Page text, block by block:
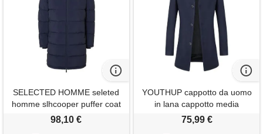
SELECTED HOMME seleted
homme slhcooper puffer coat
noos cappotto trapuntato, blu,
98,10 €
YOUTHUP cappotto da uomo
in lana cappotto media
lunghezza primaverile
75,99 €